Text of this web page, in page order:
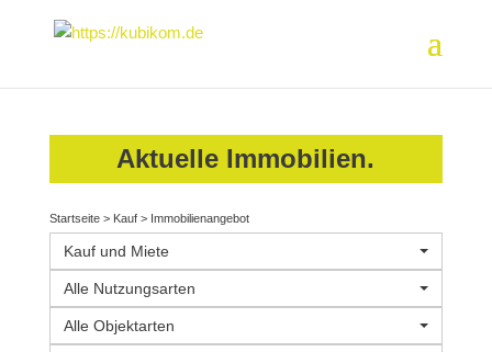
Aktuelle Immobilien.
Startseite> Kauf> Immobilienangebot
Kauf und Miete
Alle Nutzungsarten
Alle Objektarten